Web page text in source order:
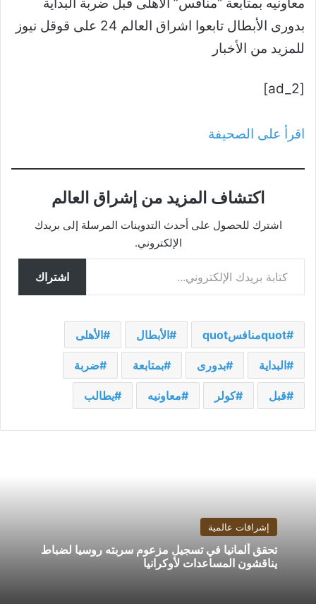
بدورى الأبطال تابعوا اشراق العالم 24 على قوقل نيوز
للمزيد من الأخبار
[ad_2]
اقرأ على الصحيفة
اكتشاف المزيد من إشراق العالم
اشترك للحصول على أحدث التدوينات المرسلة إلى بريدك
الإلكتروني.
كتابة بريدك الإلكتروني...
اشتراك
quotمنافسquot الأبطال الأهلى
البداية بدورى بمتابعة ضربة
قبل كولر معاونيه يطالب
إشراقات عالمية
تحقق ألمانيا في تسجيل مزعوم سربته روسيا لضباط
يناقشون المساعدات لأوكرانيا